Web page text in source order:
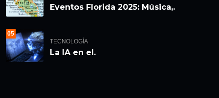
Eventos Florida 2025: Música,.
05
TECNOLOGÍA
La IA en el.